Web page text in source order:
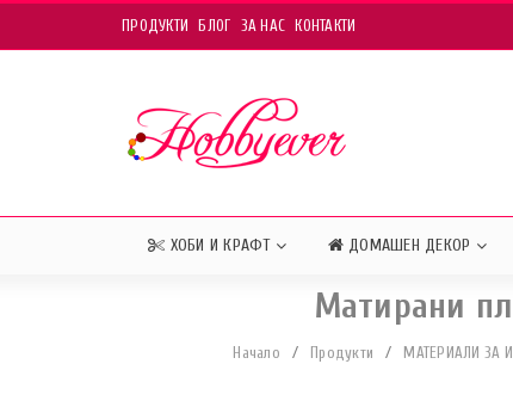
ПРОДУКТИ БЛОГ ЗА НАС КОНТАКТИ
ХОБИ И КРАФТ ДОМАШЕН ДЕКОР
Матирани
Начало / Продукти / МАТЕРИАЛИ ЗА